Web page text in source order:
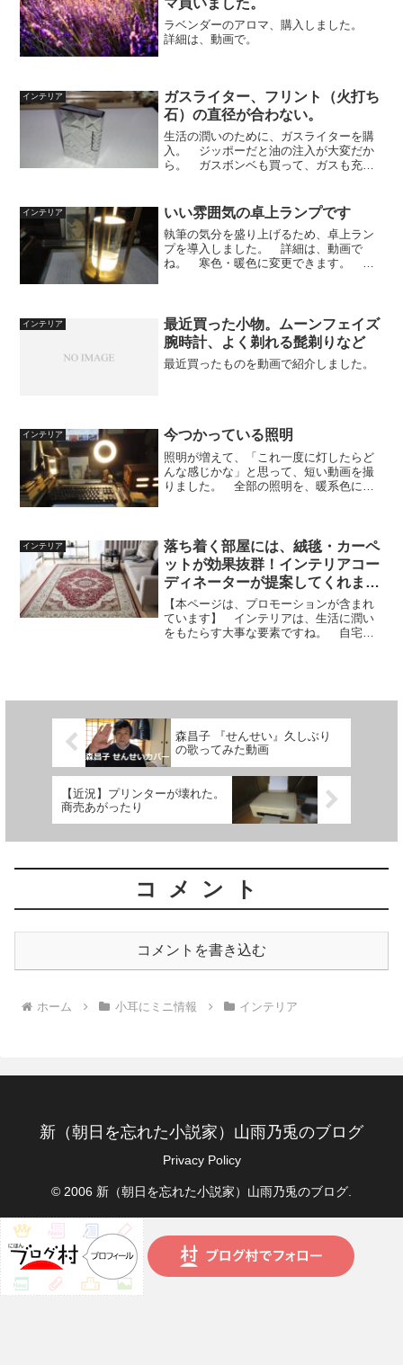
ラベンダーのアロマ、購入しました。
詳細は、動画で。
インテリア
ガスライター、フリント（火打ち
石）の直径が合わない。
生活の潤いのために、ガスライターを購
入。 ジッポーだと油の注入が大変だか
ら。 ガスボンベも買って、ガスも充分
で、代表的メーカー、デュポンの火打ち
石を注文したのだけれど、来...
インテリア いい雰囲気の卓上ランプです
執筆の気分を盛り上げるため、卓上ラン
プを導入しました。 詳細は、動画で
ね。 寒色・暖色に変更できます。 明
【新登場 & 3色モード】間...
インテリア
最近買った小物。ムーンフェイズ
腕時計、よく剃れる髭剃りなど
最近買ったものを動画で紹介しました。
インテリア 今つかっている照明
照明が増えて、「これ一度に灯したらど
んな感じかな」と思って、短い動画を撮
りました。 全部の照明を、暖系色にし
インテリア
落ち着く部屋には、絨毯・カーペ
ットが効果抜群！インテリアコー
ディネーターが提案してくれます
よ。
【本ページは、プロモーションが含まれ
ています】 インテリアは、生活に潤い
をもたらす大事な要素ですね。 自宅
森昌子 『せんせい』久しぶり
の歌ってみた動画
【近況】プリンターが壊れた。
商売あがったり
コメント
コメントを書き込む
ホーム 小耳にミニ情報 インテリア
新（朝日を忘れた小説家）山雨乃兎のブログ
Privacy Policy
© 2006 新（朝日を忘れた小説家）山雨乃兎のブログ.